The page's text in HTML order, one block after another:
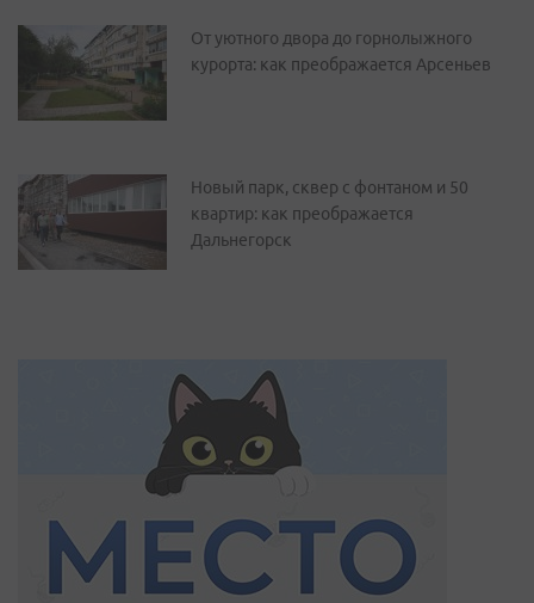
От уютного двора до горнолыжного
курорта: как преображается Арсеньев
Новый парк, сквер с фонтаном и 50
квартир: как преображается
Дальнегорск